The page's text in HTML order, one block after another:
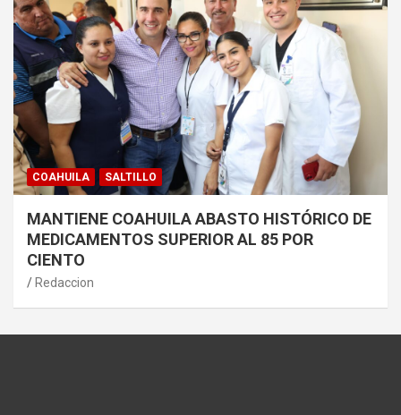
COAHUILA SALTILLO
MANTIENE COAHUILA ABASTO HISTÓRICO DE
MEDICAMENTOS SUPERIOR AL 85 POR
CIENTO
Redaccion